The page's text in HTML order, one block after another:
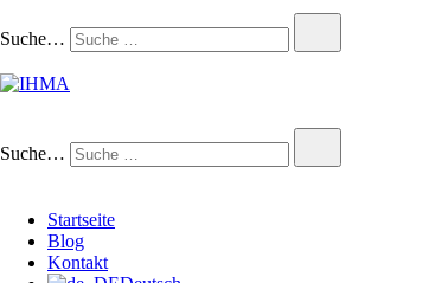
Suche…
Suche…
Startseite
Blog
Kontakt